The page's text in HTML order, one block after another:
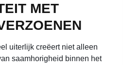
MET
uiterlijk creëert niet alleen
saamhorigheid binnen het